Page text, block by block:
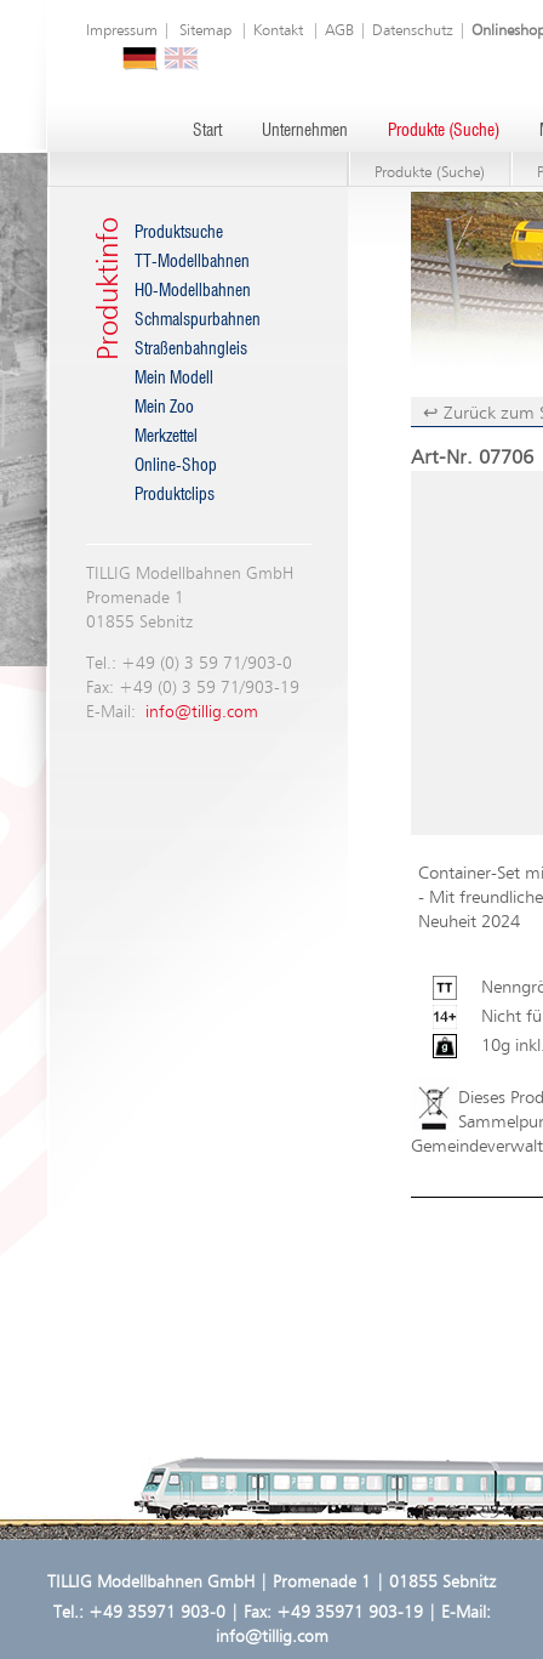
Impressum Sitemap Kontakt AGB Datenschutz
Start Unternehmen Produkte (Suche)
Produkte (Suche)
Produktinfo
Produktsuche
TT-Modellbahnen
H0-Modellbahnen
Schmalspurbahnen
Straßenbahngleis
Mein Modell
Mein Zoo
Merkzettel
Online-Shop
Produktclips
TILLIG Modellbahnen GmbH
Promenade 1
01855 Sebnitz
Tel.: +49 (0) 3 59 71/903-0
Fax: +49 (0) 3 59 71/903-19
E-Mail: info@tillig.com
↩ Zurück zum
Art-Nr. 07706
Container-Set
- Mit
Neuheit 2024
Nicht
10g
Dieses
TILLIG Modellbahnen GmbH | Promenade 1 | 01855 Sebnitz
Tel.: +49 35971 903-0| Fax: +49 35971 903-19 | E-Mail:
info@tillig.com